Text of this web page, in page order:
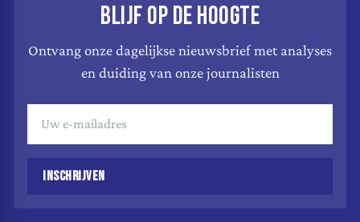
BLIJF OP DE HOOGTE
Ontvang onze dagelijkse nieuwsbrief met analyses
en duiding van onze journalisten
INSCHRIJVEN